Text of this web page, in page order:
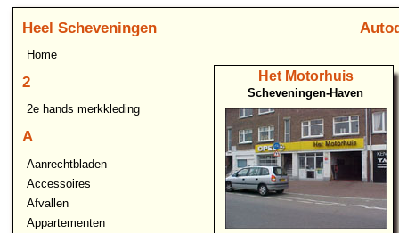
Heel Scheveningen
Home
2
2e hands merkkleding
A
Aanrechtbladen
Accessoires
Afvallen
Appartementen
Het Motorhuis
Scheveningen-Haven